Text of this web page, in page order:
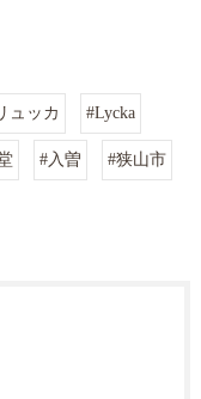
ュッカ #Lycka
#入曽 #狭山市